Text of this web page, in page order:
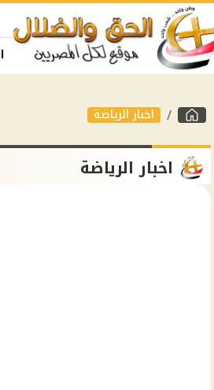
اخبار الرياضة
اخبار الرياضة